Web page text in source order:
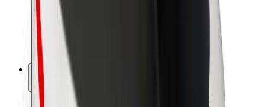
Seguridad para conductores
Seguridad para patinetes
Safety Lab
Ciudades
Dónde estamos